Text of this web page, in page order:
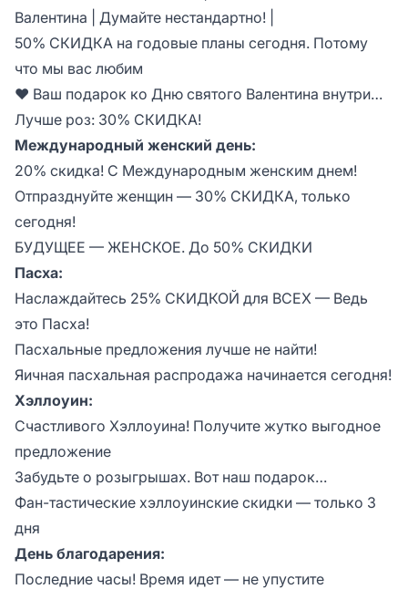
Валентина | Думайте нестандартно! |
50% СКИДКА на годовые планы сегодня. Потому
что мы вас любим
♥ Ваш подарок ко Дню святого Валентина внутри…
Лучше роз: 30% СКИДКА!
Международный женский день:
20% скидка! С Международным женским днем!
Отпразднуйте женщин — 30% СКИДКА, только
сегодня!
БУДУЩЕЕ — ЖЕНСКОЕ. До 50% СКИДКИ
Пасха:
Наслаждайтесь 25% СКИДКОЙ для ВСЕХ — Ведь
это Пасха!
Пасхальные предложения лучше не найти!
Яичная пасхальная распродажа начинается сегодня!
Хэллоуин:
Счастливого Хэллоуина! Получите жутко выгодное
предложение
Забудьте о розыгрышах. Вот наш подарок…
Фан-тастические хэллоуинские скидки — только 3
дня
День благодарения:
Последние часы! Время идет — не упустите